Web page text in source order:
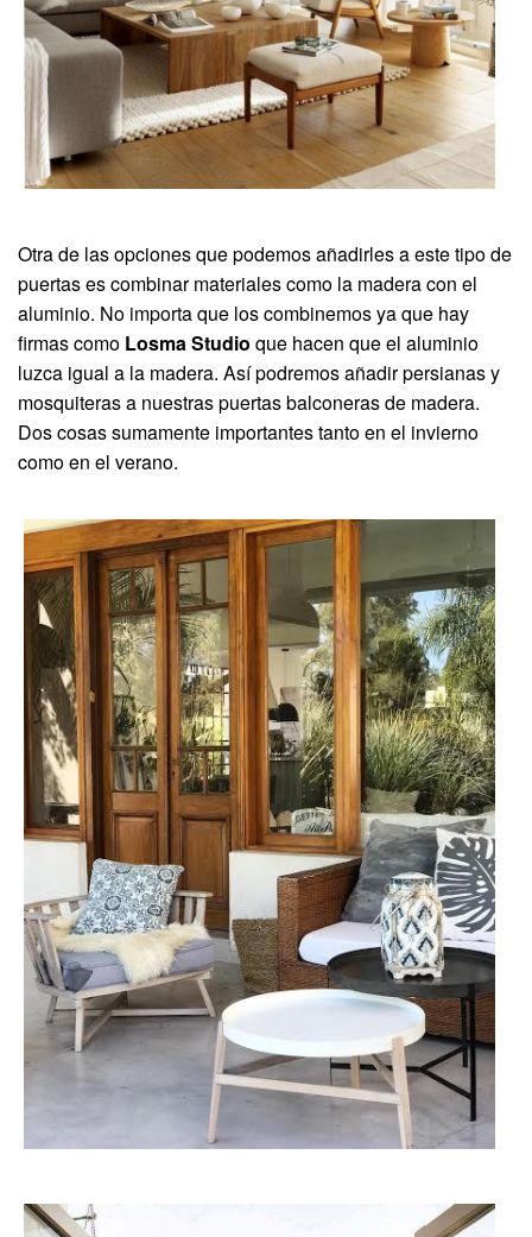
Otra de las opciones que podemos añadirles a este tipo de
puertas es combinar materiales como la madera con el
aluminio. No importa que los combinemos ya que hay
firmas como Losma Studio que hacen que el aluminio
luzca igual a la madera. Así podremos añadir persianas y
mosquiteras a nuestras puertas balconeras de madera.
Dos cosas sumamente importantes tanto en el invierno
como en el verano.